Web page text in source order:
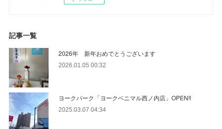
記事一覧
2026年 新年おめでとうございます
2026.01.05 00:32
ヨークパーク「ヨークベニマル西ノ内店」OPEN‼
2025.03.07 04:34